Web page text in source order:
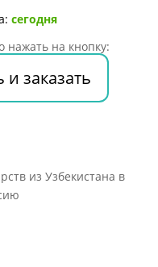
сегодня
нажать на кнопку:
и заказать